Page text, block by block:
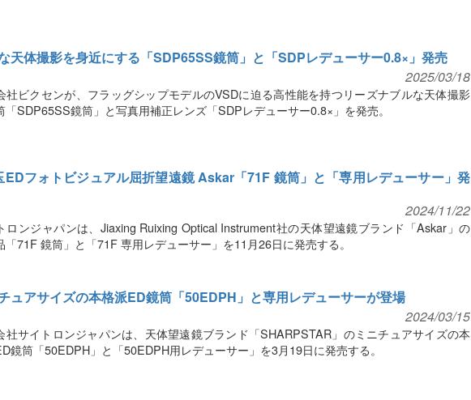
天体撮影を身近にする「SDP65SS鏡筒」と「SDPレデューサー0.8×」発売
2025/03/18
社ビクセンが、フラッグシップモデルのVSDに迫る高性能を持つリーズナブルな天体撮影
「SDP65SS鏡筒」と写真用補正レンズ「SDPレデューサー0.8×」を発売。
EDフォトビジュアル屈折望遠鏡 Askar「71F 鏡筒」と「専用レデューサー」発
2024/11/22
ロンジャパンは、Jiaxing Ruixing Optical Instrument社の天体望遠鏡ブランド「Askar」の
「71F 鏡筒」と「71F 専用レデューサー」を11月26日に発売する。
ュアサイズの本格派ED鏡筒「50EDPH」と専用レデューサーが登場
2024/03/15
社サイトロンジャパンは、天体望遠鏡ブランド「SHARPSTAR」のミニチュアサイズの本
鏡筒「50EDPH」と「50EDPH用レデューサー」を3月19日に発売する。